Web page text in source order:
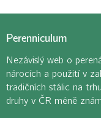
Perenniculum
Nezávislý web o
nárocích a použití v
tradičních stálic na
druhy v ČR méně